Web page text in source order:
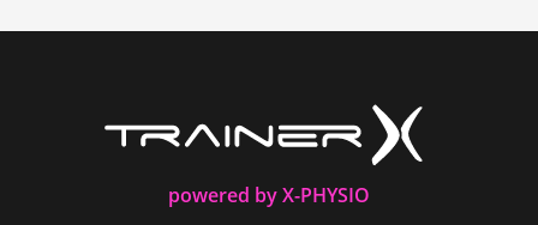
powered by X-PHYSIO